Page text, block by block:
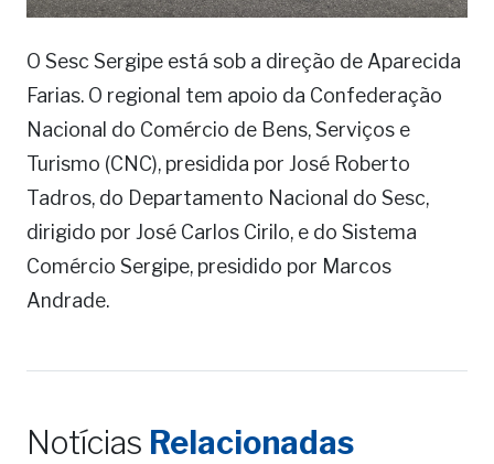
O Sesc Sergipe está sob a direção de Aparecida
Farias. O regional tem apoio da Confederação
Nacional do Comércio de Bens, Serviços e
Turismo (CNC), presidida por José Roberto
Tadros, do Departamento Nacional do Sesc,
dirigido por José Carlos Cirilo, e do Sistema
Comércio Sergipe, presidido por Marcos
Andrade.
Notícias Relacionadas